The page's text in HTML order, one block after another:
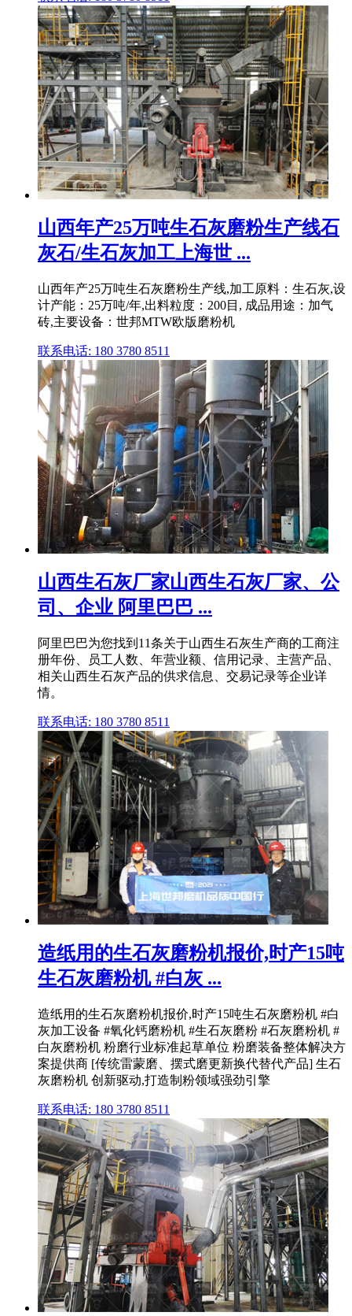
山西年产25万吨生石灰磨粉生产线石
灰石/生石灰加工上海世 ...
山西年产25万吨生石灰磨粉生产线,加工原料：生石灰,设
计产能：25万吨/年,出料粒度：200目, 成品用途：加气
砖,主要设备：世邦MTW欧版磨粉机
联系电话: 180 3780 8511
山西生石灰厂家山西生石灰厂家、公
司、企业 阿里巴巴 ...
阿里巴巴为您找到11条关于山西生石灰生产商的工商注
册年份、员工人数、年营业额、信用记录、主营产品、
相关山西生石灰产品的供求信息、交易记录等企业详
情。
联系电话: 180 3780 8511
造纸用的生石灰磨粉机报价,时产15吨
生石灰磨粉机 #白灰 ...
造纸用的生石灰磨粉机报价,时产15吨生石灰磨粉机 #白
灰加工设备 #氧化钙磨粉机 #生石灰磨粉 #石灰磨粉机 #
白灰磨粉机 粉磨行业标准起草单位 粉磨装备整体解决方
案提供商 [传统雷蒙磨、摆式磨更新换代替代产品] 生石
灰磨粉机 创新驱动,打造制粉领域强劲引擎
联系电话: 180 3780 8511